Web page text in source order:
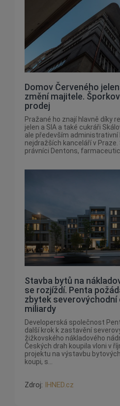
Domov Červeného
změní majitele.
prodej
Pražané ho znají hlavně díky
jelen a SIA a také cukráři
ale především administrativní
nejdražších kanceláří v
právníci Dentons,
Stavba bytů na
se rozjíždí. Penta
zbytek severovýchodní
miliardy
Developerská společnost
další krok k zastavění
žižkovského nákladového
Českých drah koupila vloni v
projektu na výstavbu
koupi, s...
Zdroj: IHNED.cz